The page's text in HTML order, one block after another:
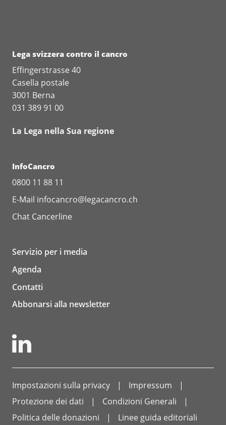
Lega svizzera contro il cancro
Effingerstrasse 40
Casella postale
3001 Berna
031 389 91 00
La Lega nella Sua regione
InfoCancro
0800 11 88 11
E-Mail infocancro@legacancro.ch
Chat Cancerline
Servizio per i media
Agenda
Contatti
Abbonarsi alla newsletter
Impostazioni sulla privacy
Impressum
Protezione dei dati
Condizioni Generali
Politica delle donazioni
Linee guida editoriali